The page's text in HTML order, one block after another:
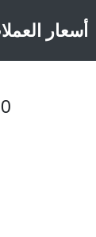
أسعار
2400